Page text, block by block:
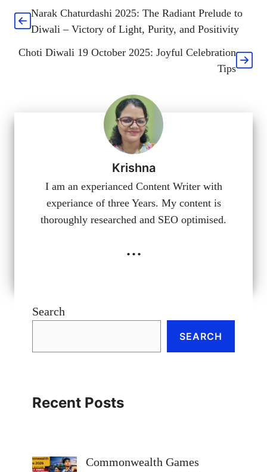
Narak Chaturdashi 2025: The Radiant Prelude to
Diwali – Victory of Light, Purity, and Positivity
Choti Diwali 19 October 2025: Joyful Celebration
Tips
Krishna
I am an experianced Content Writer with
experiance of three Years. My content is
thoroughly researched and SEO optimised.
...
Search
SEARCH
Recent Posts
Commonwealth Games